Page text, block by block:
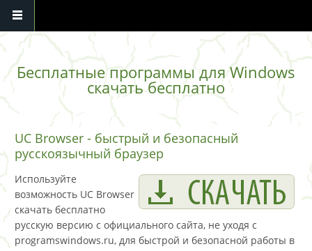
Перейти к основному содержанию
Бесплатные программы для Windows
скачать бесплатно
UC Browser - быстрый и безопасный
русскоязычный браузер
Используйте
возможность UC Browser
скачать бесплатно
русскую версию с официального сайта, не уходя с
programswindows.ru, для быстрой и безопасной работы в